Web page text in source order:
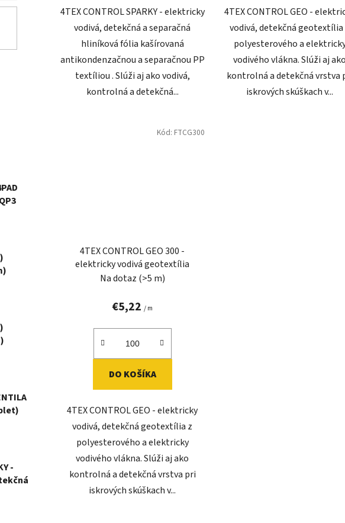
-
4TEX CONTROL SPARKY - elektricky
vodivá, detekčná a separačná
hliníková fólia kašírovaná
antikondenzačnou a separačnou PP
textíliou . Slúži aj ako vodivá,
kontrolná a detekčná...
4TEX CONTROL GEO -
vodivá, detekčná geotextília
polyesterového a
vodivého vlákna. Slúži aj ako
kontrolná a detekčná vrstva
iskrových skúškach v...
4TEX CONTROL GEO 300 -
elektricky vodivá geotextília
Na dotaz (>5 m)
€5,22 / m
DO KOŠÍKA
4TEX CONTROL GEO - elektricky
vodivá, detekčná geotextília z
polyesterového a elektricky
vodivého vlákna. Slúži aj ako
kontrolná a detekčná vrstva pri
iskrových skúškach v...
Kód: FTCG300